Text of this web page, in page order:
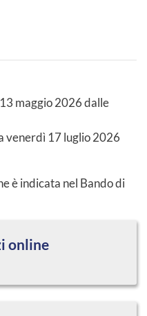
maggio 2026 dalle
venerdì 17 luglio 2026
è indicata nel Bando di
online